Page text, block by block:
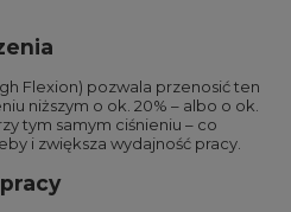
Flexion) pozwala przenosić ten
niższym o ok. 20% – albo o ok.
tym samym ciśnieniu – co
i zwiększa wydajność pracy.